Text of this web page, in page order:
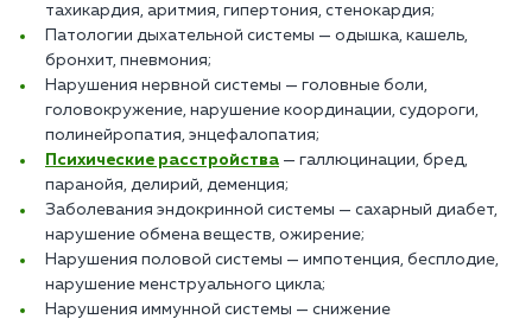
тахикардия, аритмия, гипертония, стенокардия;
Патологии дыхательной системы — одышка, кашель,
бронхит, пневмония;
Нарушения нервной системы — головные боли,
головокружение, нарушение координации, судороги,
полинейропатия, энцефалопатия;
Психические расстройства — галлюцинации, бред,
паранойя, делирий, деменция;
Заболевания эндокринной системы — сахарный диабет,
нарушение обмена веществ, ожирение;
Нарушения половой системы — импотенция, бесплодие,
нарушение менструального цикла;
Нарушения иммунной системы — снижение